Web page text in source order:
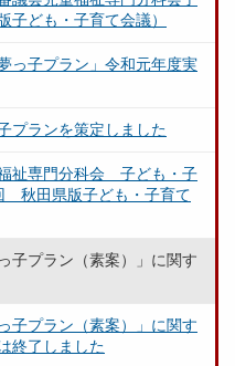
子ども・子育て会議）
っ子プラン」令和元年度実
プランを策定しました
祉専門分科会 子ども・子
秋田県版子ども・子育て
子プラン（素案）」に関す
子プラン（素案）」に関す
終了しました